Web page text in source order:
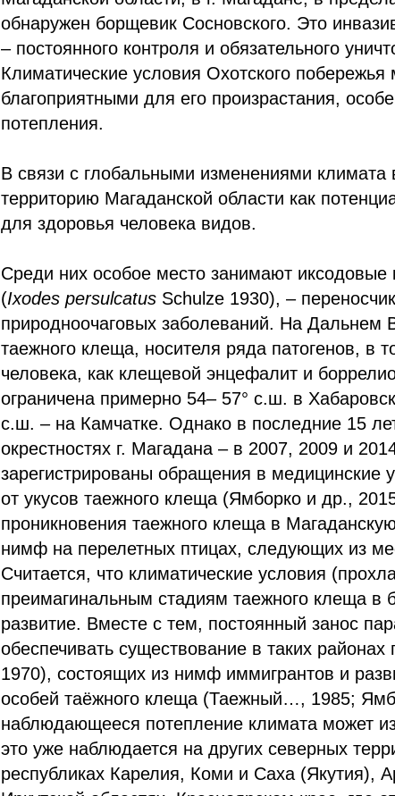
обнаружен борщевик Сосновского. Это
– постоянного контроля и обязательного
Климатические условия Охотского побережья
благоприятными для его произрастания,
потепления.
В связи с глобальными изменениями климата
территорию Магаданской области как
для здоровья человека видов.
Среди них особое место занимают
(Ixodes persulcatus Schulze 1930), –
природноочаговых заболеваний. На Дальнем
таежного клеща, носителя ряда патогенов, в
человека, как клещевой энцефалит и
ограничена примерно 54– 57° с.ш. в
с.ш. – на Камчатке. Однако в последние 15
окрестностях г. Магадана – в 2007, 2009 и
зарегистрированы обращения в
от укусов таежного клеща (Ямборко и др.,
проникновения таежного клеща в
нимф на перелетных птицах, следующих из
Считается, что климатические условия
преимагинальным стадиям таежного клеща в
развитие. Вместе с тем, постоянный занос
обеспечивать существование в таких
1970), состоящих из нимф иммигрантов и
особей таёжного клеща (Таежный…, 1985;
наблюдающееся потепление климата может
это уже наблюдается на других северных
республиках Карелия, Коми и Саха (Якутия),